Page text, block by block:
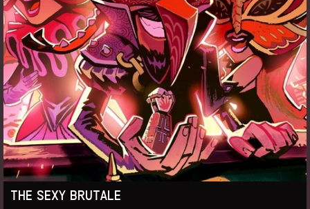
THE SEXY BRUTALE